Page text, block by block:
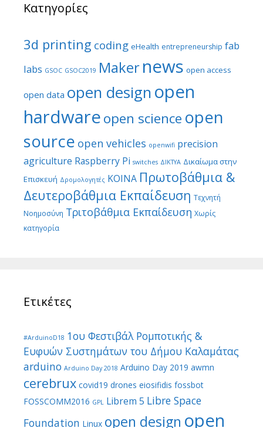
Κατηγορίες
3d printing coding eHealth entrepreneurship fab
labs GSOC GSOC2019 Makernews open access
open data open designopen
hardwareopen science open
source open vehicles openwifi precision
agriculture Raspberry Pi switches ΔΙΚΤΥΑ Δικαίωμα στην
Επισκευή Δρομολογητές ΚΟΙΝΑ Πρωτοβάθμια &
Δευτεροβάθμια Εκπαίδευση Τεχνητή
Νοημοσύνη Τριτοβάθμια Εκπαίδευση Χωρίς
κατηγορία
Ετικέτες
#ArduinoD18 1ου Φεστιβάλ Ρομποτικής &
Ευφυών Συστημάτων του Δήμου Καλαμάτας
arduino Arduino Day 2018 Arduino Day 2019 awmn
cerebrux covid19 drones eiosifidis fossbot
FOSSCOMM2016 GPL Librem 5 Libre Space
Foundation Linux open design open